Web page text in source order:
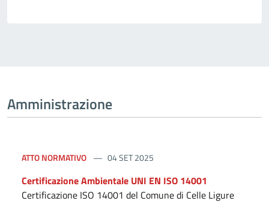
Amministrazione
ATTO NORMATIVO 04 SET 2025
Certificazione Ambientale UNI EN ISO 14001
Certificazione ISO 14001 del Comune di Celle Ligure